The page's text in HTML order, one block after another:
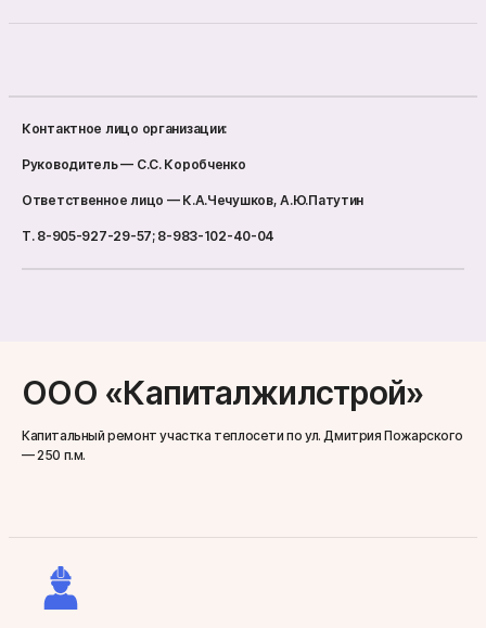
Контактное лицо организации:
Руководитель — С.С. Коробченко
Ответственное лицо — К.А.Чечушков, А.Ю.Патутин
Т. 8-905-927-29-57; 8-983-102-40-04
ООО «Капиталжилстрой»
Капитальный ремонт участка теплосети по ул. Дмитрия Пожарского
— 250 п.м.